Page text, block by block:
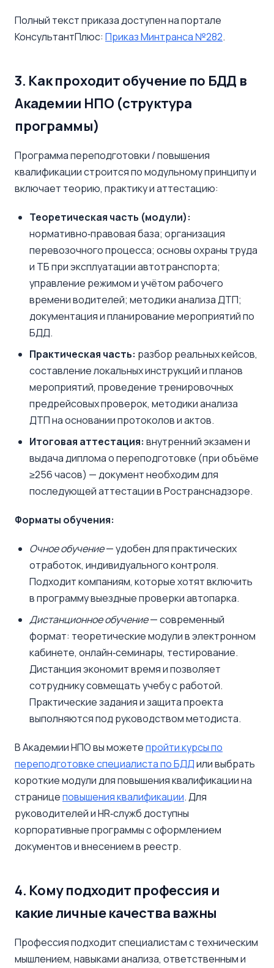
Полный текст приказа доступен на портале
КонсультантПлюс: Приказ Минтранса №282.
3. Как проходит обучение по БДД в
Академии НПО (структура
программы)
Программа переподготовки / повышения
квалификации строится по модульному принципу и
включает теорию, практику и аттестацию:
Теоретическая часть (модули):
нормативно‑правовая база; организация
перевозочного процесса; основы охраны труда
и ТБ при эксплуатации автотранспорта;
управление режимом и учётом рабочего
времени водителей; методики анализа ДТП;
документация и планирование мероприятий по
БДД.
Практическая часть: разбор реальных кейсов,
составление локальных инструкций и планов
мероприятий, проведение тренировочных
предрейсовых проверок, методики анализа
ДТП на основании протоколов и актов.
Итоговая аттестация: внутренний экзамен и
выдача диплома о переподготовке (при объёме
≥256 часов) — документ необходим для
последующей аттестации в Ространснадзоре.
Форматы обучения:
Очное обучение— удобен для практических
отработок, индивидуального контроля.
Подходит компаниям, которые хотят включить
в программу выездные проверки автопарка.
Дистанционное обучение— современный
формат: теоретические модули в электронном
кабинете, онлайн‑семинары, тестирование.
Дистанция экономит время и позволяет
сотруднику совмещать учебу с работой.
Практические задания и защита проекта
выполняются под руководством методиста.
В Академии НПО вы можетепройти курсы по
переподготовке специалиста по БДДили выбрать
короткие модули для повышения квалификации на
страницеповышения квалификации. Для
руководителей и HR‑служб доступны
корпоративные программы с оформлением
документов и внесением в реестр.
4. Кому подходит профессия и
какие личные качества важны
Профессия подходит специалистам с техническим
мышлением, навыками анализа, ответственным и